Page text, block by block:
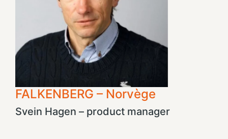
FALKENBERG – Norvège
Svein Hagen – product manager